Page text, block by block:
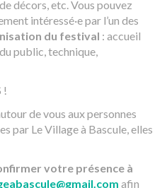
décors, etc. Vous pouvez
intéressé·e par l’un des
du festival : accueil
public, technique,
!
de vous aux personnes
par Le Village à Bascule, elles
votre présence à
afin